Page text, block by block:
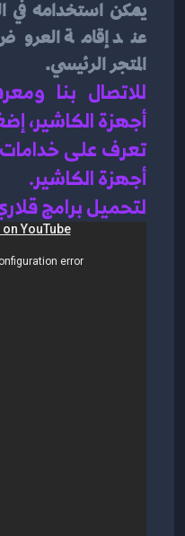
المتجر الرئيسي.
أجهزة الكاشير،
أجهزة الكاشير.
لتحميل برامج